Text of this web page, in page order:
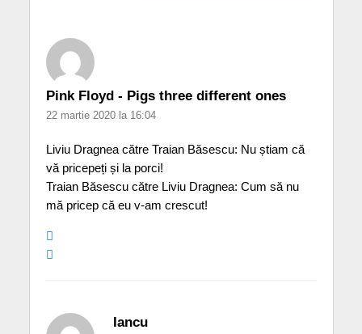
Pink Floyd - Pigs three different ones
22 martie 2020 la 16:04
Liviu Dragnea către Traian Băsescu: Nu știam că
vă pricepeți și la porci!
Traian Băsescu către Liviu Dragnea: Cum să nu
mă pricep că eu v-am crescut!
Iancu